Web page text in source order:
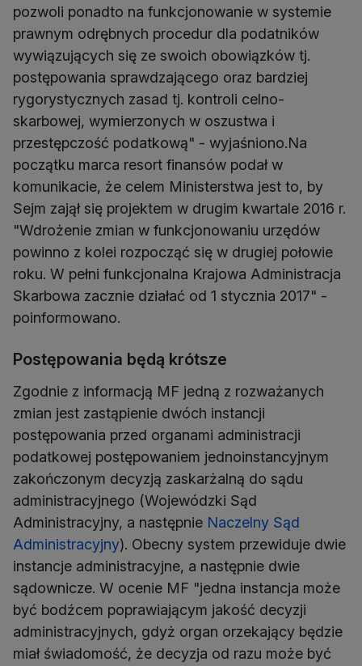
pozwoli ponadto na funkcjonowanie w systemie
prawnym odrębnych procedur dla podatników
wywiązujących się ze swoich obowiązków tj.
postępowania sprawdzającego oraz bardziej
rygorystycznych zasad tj. kontroli celno-
skarbowej, wymierzonych w oszustwa i
przestępczość podatkową" - wyjaśniono.Na
początku marca resort finansów podał w
komunikacie, że celem Ministerstwa jest to, by
Sejm zajął się projektem w drugim kwartale 2016 r.
"Wdrożenie zmian w funkcjonowaniu urzędów
powinno z kolei rozpocząć się w drugiej połowie
roku. W pełni funkcjonalna Krajowa Administracja
Skarbowa zacznie działać od 1 stycznia 2017" -
poinformowano.
Postępowania będą krótsze
Zgodnie z informacją MF jedną z rozważanych
zmian jest zastąpienie dwóch instancji
postępowania przed organami administracji
podatkowej postępowaniem jednoinstancyjnym
zakończonym decyzją zaskarżalną do sądu
administracyjnego (Wojewódzki Sąd
Administracyjny, a następnie Naczelny Sąd
Administracyjny). Obecny system przewiduje dwie
instancje administracyjne, a następnie dwie
sądownicze. W ocenie MF "jedna instancja może
być bodźcem poprawiającym jakość decyzji
administracyjnych, gdyż organ orzekający będzie
miał świadomość, że decyzja od razu może być